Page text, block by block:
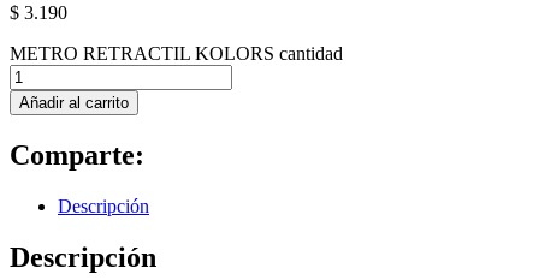
$ 3.190
METRO RETRACTIL KOLORS cantidad
Añadir al carrito
Comparte:
Descripción
Descripción